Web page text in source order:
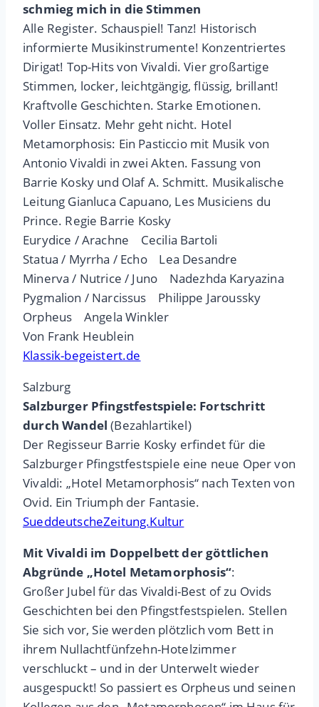
schmieg mich in die Stimmen
Alle Register. Schauspiel! Tanz! Historisch
informierte Musikinstrumente! Konzentriertes
Dirigat! Top-Hits von Vivaldi. Vier großartige
Stimmen, locker, leichtgängig, flüssig, brillant!
Kraftvolle Geschichten. Starke Emotionen.
Voller Einsatz. Mehr geht nicht. Hotel
Metamorphosis: Ein Pasticcio mit Musik von
Antonio Vivaldi in zwei Akten. Fassung von
Barrie Kosky und Olaf A. Schmitt. Musikalische
Leitung Gianluca Capuano, Les Musiciens du
Prince. Regie Barrie Kosky
Eurydice / Arachne Cecilia Bartoli
Statua / Myrrha / Echo Lea Desandre
Minerva / Nutrice / Juno Nadezhda Karyazina
Pygmalion / Narcissus Philippe Jaroussky
Orpheus Angela Winkler
Von Frank Heublein
Klassik-begeistert.de
Salzburg
Salzburger Pfingstfestspiele: Fortschritt
durch Wandel (Bezahlartikel)
Der Regisseur Barrie Kosky erfindet für die
Salzburger Pfingstfestspiele eine neue Oper von
Vivaldi: „Hotel Metamorphosis“ nach Texten von
Ovid. Ein Triumph der Fantasie.
SueddeutscheZeitung.Kultur
Mit Vivaldi im Doppelbett der göttlichen
Abgründe „Hotel Metamorphosis“:
Großer Jubel für das Vivaldi-Best of zu Ovids
Geschichten bei den Pfingstfestspielen. Stellen
Sie sich vor, Sie werden plötzlich vom Bett in
ihrem Nullachtfünfzehn-Hotelzimmer
verschluckt – und in der Unterwelt wieder
ausgespuckt! So passiert es Orpheus und seinen